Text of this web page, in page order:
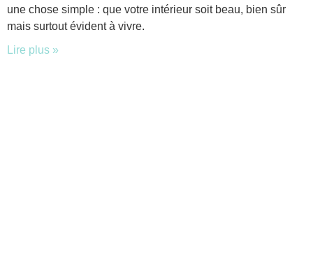
une chose simple : que votre intérieur soit beau, bien sûr
mais surtout évident à vivre.
Lire plus »